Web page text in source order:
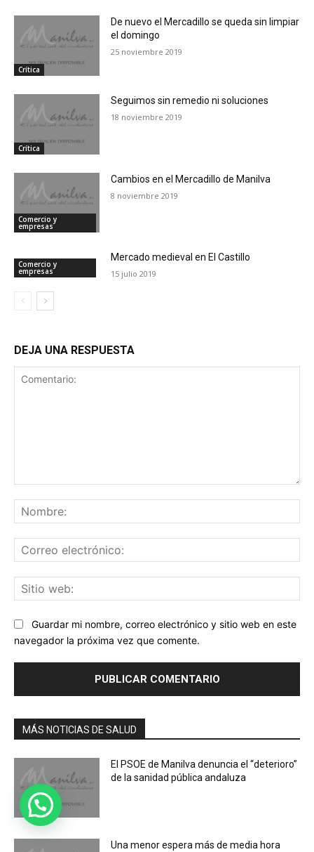
Crítica
De nuevo el Mercadillo se queda sin limpiar
el domingo
25 noviembre 2019
Crítica
Seguimos sin remedio ni soluciones
18 noviembre 2019
Comercio y
empresas
Cambios en el Mercadillo de Manilva
8 noviembre 2019
Comercio y
empresas
Mercado medieval en El Castillo
15 julio 2019
DEJA UNA RESPUESTA
Guardar mi nombre, correo electrónico y sitio web en este
navegador la próxima vez que comente.
MÁS NOTICIAS DE SALUD
El PSOE de Manilva denuncia el “deterioro”
de la sanidad pública andaluza
Una menor espera más de media hora